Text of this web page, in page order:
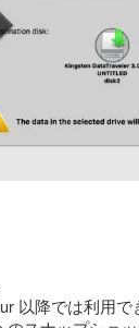
以降では利用で